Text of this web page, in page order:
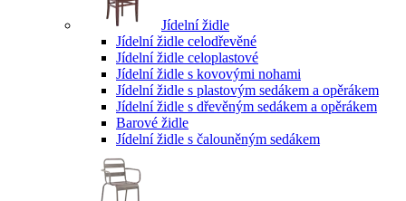
Jídelní židle
Jídelní židle celodřevěné
Jídelní židle celoplastové
Jídelní židle s kovovými nohami
Jídelní židle s plastovým sedákem a opěrákem
Jídelní židle s dřevěným sedákem a opěrákem
Barové židle
Jídelní židle s čalouněným sedákem